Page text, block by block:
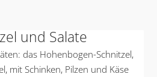
und Salate
das Hohenbogen-Schnitzel,
mit Schinken, Pilzen und Käse